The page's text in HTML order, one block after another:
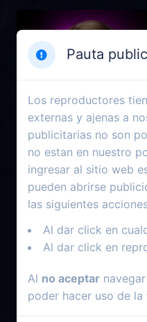
2025
M3GAN 2.0
Pauta
Los reproductores
externas y ajenas a
publicitarias no son
no estan en nuestro
ingresar al sitio web
pueden abrirse
las siguientes
Al dar click en
Al dar click en
Al no aceptar
poder hacer uso de